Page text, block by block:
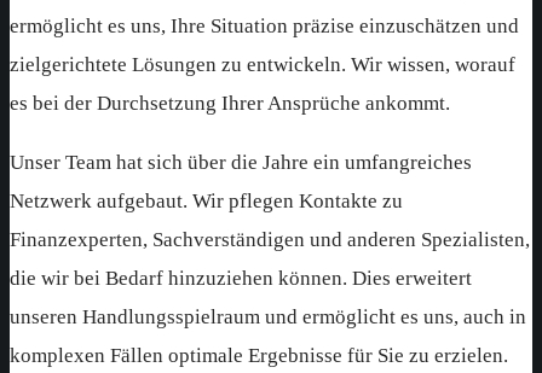
ermöglicht es uns, Ihre Situation präzise einzuschätzen und
zielgerichtete Lösungen zu entwickeln. Wir wissen, worauf
es bei der Durchsetzung Ihrer Ansprüche ankommt.
Unser Team hat sich über die Jahre ein umfangreiches
Netzwerk aufgebaut. Wir pflegen Kontakte zu
Finanzexperten, Sachverständigen und anderen Spezialisten,
die wir bei Bedarf hinzuziehen können. Dies erweitert
unseren Handlungsspielraum und ermöglicht es uns, auch in
komplexen Fällen optimale Ergebnisse für Sie zu erzielen.